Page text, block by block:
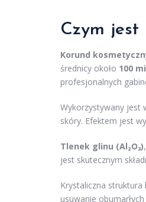
Czym jest
Korund
średnicy około 100
profesjonalnych
Wykorzystywany jest
skóry. Efektem jest
Tlenek glinu (Al₂O₃)
jest skutecznym
Krystaliczna
usuwanie